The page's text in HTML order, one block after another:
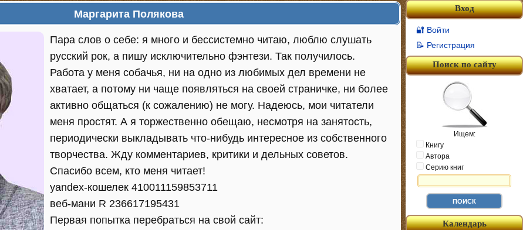
Маргарита Полякова
Пара слов о себе: я много и бессистемно читаю, люблю слушать
русский рок, а пишу исключительно фэнтези. Так получилось.
Работа у меня собачья, ни на одно из любимых дел времени не
хватает, а потому ни чаще появляться на своей страничке, ни более
активно общаться (к сожалению) не могу. Надеюсь, мои читатели
меня простят. А я торжественно обещаю, несмотря на занятость,
периодически выкладывать что-нибудь интересное из собственного
творчества. Жду комментариев, критики и дельных советов.
Спасибо всем, кто меня читает!
yandex-кошелек 410011159853711
веб-мани R 236617195431
Первая попытка перебраться на свой сайт:
Вход
🔐 Войти
📝 Регистрация
Поиск по сайту
Ищем:
Книгу
Автора
Серию книг
Календарь